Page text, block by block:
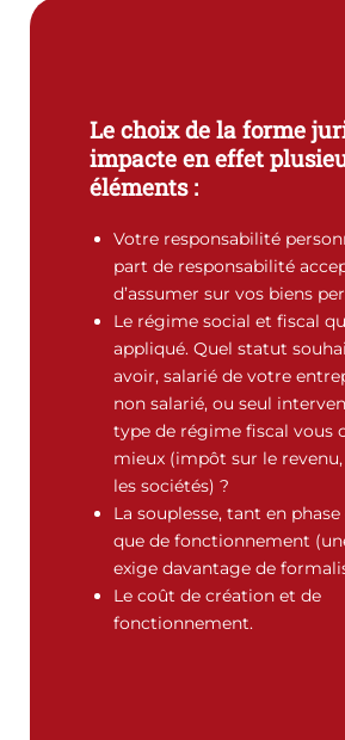
Le choix de la forme
impacte en effet
éléments :
Votre responsabilité
part de responsabilité
d’assumer sur vos biens
Le régime social et fiscal
appliqué. Quel statut
avoir, salarié de votre
non salarié, ou seul
type de régime fiscal vous
mieux (impôt sur le
les sociétés) ?
La souplesse, tant en
que de fonctionnement
exige davantage de
Le coût de création et de
fonctionnement.